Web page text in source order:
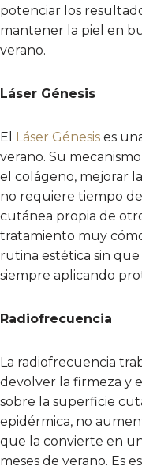
potenciar los
mantener la piel en
verano.
Láser Génesis
El Láser Génesis es
verano. Su
el colágeno, mejorar
no requiere tiempo
cutánea propia de
tratamiento muy
rutina estética sin
siempre aplicando
Radiofrecuencia
La radiofrecuencia
devolver la firmeza y
sobre la superficie
epidérmica, no
que la convierte en
meses de verano. Es